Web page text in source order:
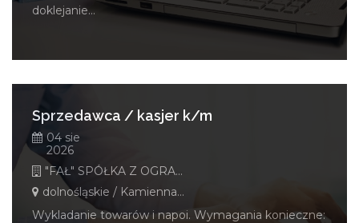
doklejanie...
Sprzedawca / kasjer k/m
04 sie
2026
"FAŁ" SPÓŁKA Z OGRANICZONĄ ODPOWIEDZIALNOŚCIĄ
dolnośląskie / Kamienna Góra
Wykladanie towarów i napoi. Wymagania konieczne: